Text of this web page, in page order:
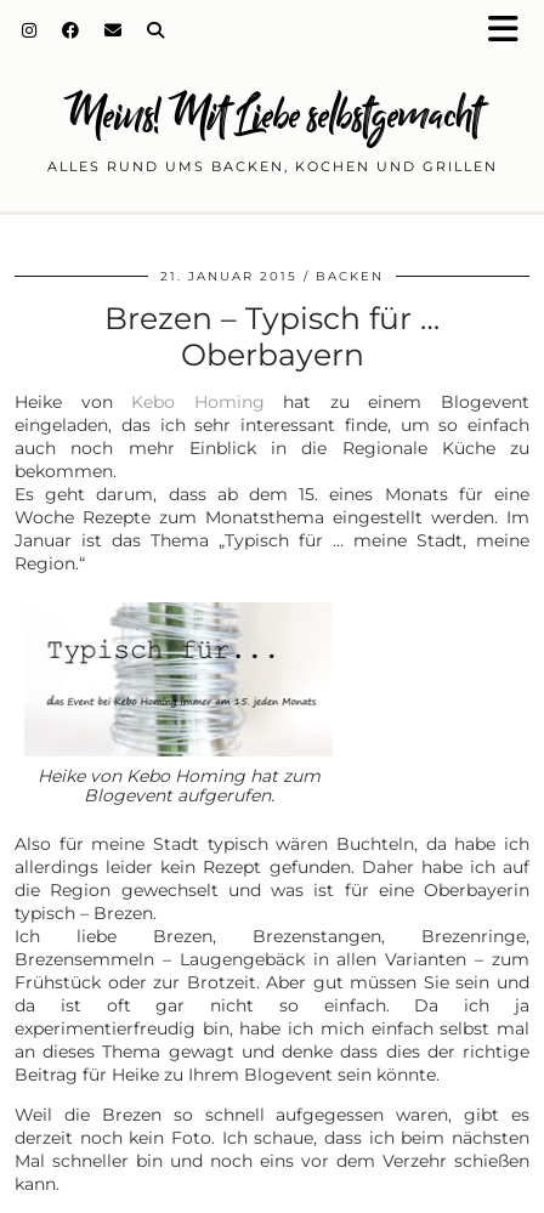
Meins! Mit Liebe selbstgemacht
ALLES RUND UMS BACKEN, KOCHEN UND GRILLEN
21. JANUAR 2015 BACKEN
Brezen – Typisch für …
Oberbayern
Heike von Kebo Homing hat zu einem Blogevent
eingeladen, das ich sehr interessant finde, um so einfach
auch noch mehr Einblick in die Regionale Küche zu
bekommen.
Es geht darum, dass ab dem 15. eines Monats für eine
Woche Rezepte zum Monatsthema eingestellt werden. Im
Januar ist das Thema „Typisch für … meine Stadt, meine
Region.“
Heike von Kebo Homing hat zum
Blogevent aufgerufen.
Also für meine Stadt typisch wären Buchteln, da habe ich
allerdings leider kein Rezept gefunden. Daher habe ich auf
die Region gewechselt und was ist für eine Oberbayerin
typisch – Brezen.
Ich liebe Brezen, Brezenstangen, Brezenringe,
Brezensemmeln – Laugengebäck in allen Varianten – zum
Frühstück oder zur Brotzeit. Aber gut müssen Sie sein und
da ist oft gar nicht so einfach. Da ich ja
experimentierfreudig bin, habe ich mich einfach selbst mal
an dieses Thema gewagt und denke dass dies der richtige
Beitrag für Heike zu Ihrem Blogevent sein könnte.
Weil die Brezen so schnell aufgegessen waren, gibt es
derzeit noch kein Foto. Ich schaue, dass ich beim nächsten
Mal schneller bin und noch eins vor dem Verzehr schießen
kann.